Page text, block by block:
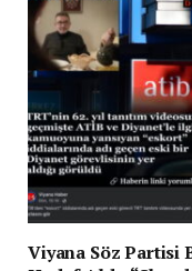
Viyana Söz Partisi